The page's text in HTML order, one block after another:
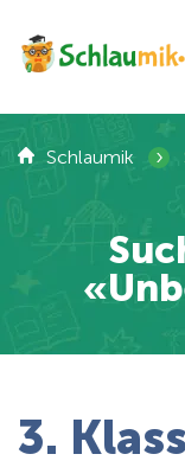
Schlaumik ›
3.